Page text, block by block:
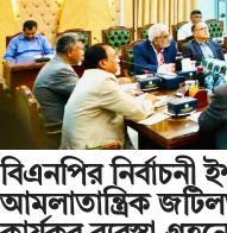
বিএনপির নির্বাচনী
আমলাতান্ত্রিক